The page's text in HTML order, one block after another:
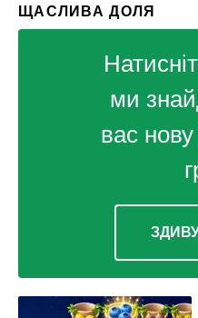
ЩАСЛИВА ДОЛЯ
ми
вас